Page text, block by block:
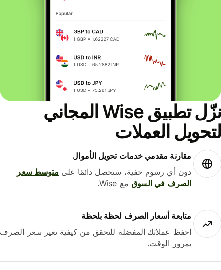
نزّل تطبيق Wise المجاني
لتحويل العملات
مقارنة مقدمي خدمات تحويل الأموال
دون أي رسوم خفية، ستحصل دائمًا على متوسط ​​سعر
الصرف في السوق مع Wise.
متابعة أسعار الصرف لحظة بلحظة
احفظ عملاتك المفضلة للتحقق من كيفية تغير سعر الصرف
بمرور الوقت.